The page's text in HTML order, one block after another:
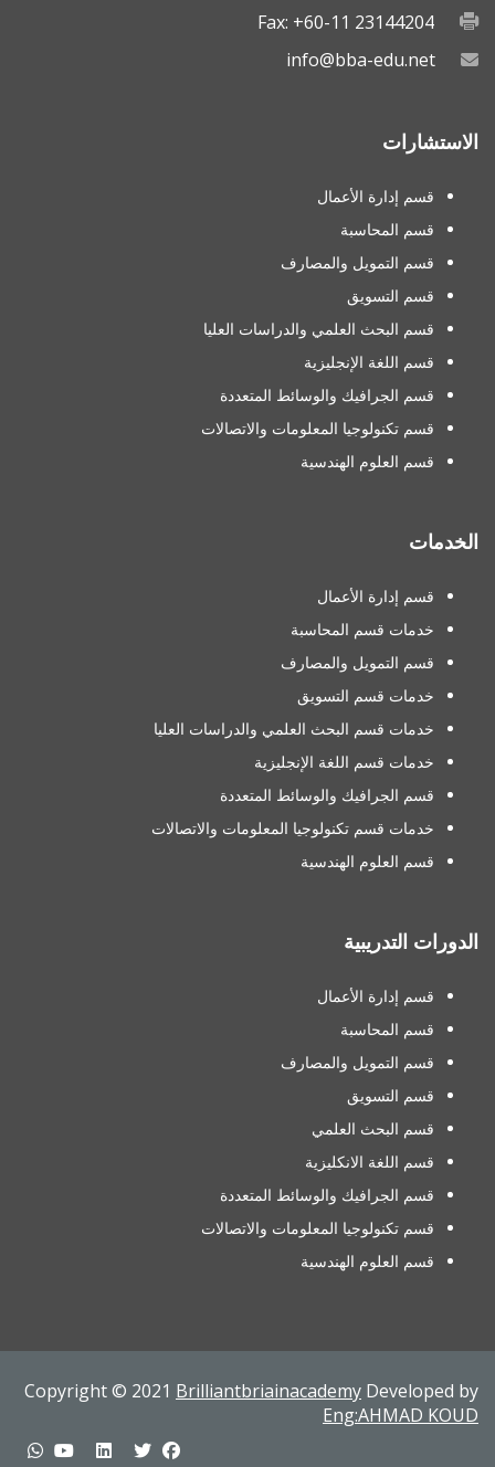
Fax: +60-11 23144204
info@bba-edu.net
الاستشارات
قسم إدارة الأعمال
قسم المحاسبة
قسم التمويل والمصارف
قسم التسويق
قسم البحث العلمي والدراسات العليا
قسم اللغة الإنجليزية
قسم الجرافيك والوسائط المتعددة
قسم تكنولوجيا المعلومات والاتصالات
قسم العلوم الهندسية
الخدمات
قسم إدارة الأعمال
خدمات قسم المحاسبة
قسم التمويل والمصارف
خدمات قسم التسويق
خدمات قسم البحث العلمي والدراسات العليا
خدمات قسم اللغة الإنجليزية
قسم الجرافيك والوسائط المتعددة
خدمات قسم تكنولوجيا المعلومات والاتصالات
قسم العلوم الهندسية
الدورات التدريبية
قسم إدارة الأعمال
قسم المحاسبة
قسم التمويل والمصارف
قسم التسويق
قسم البحث العلمي
قسم اللغة الانكليزية
قسم الجرافيك والوسائط المتعددة
قسم تكنولوجيا المعلومات والاتصالات
قسم العلوم الهندسية
Copyright © 2021 Brilliantbriainacademy Developed by
Eng:AHMAD KOUD